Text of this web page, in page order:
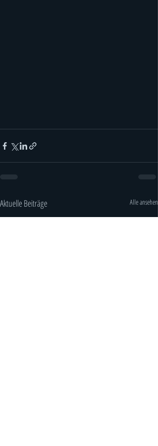
Aktuelle Beiträge Alle ansehen